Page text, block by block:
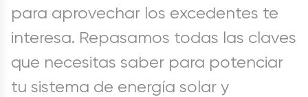
para aprovechar los excedentes te
interesa. Repasamos todas las claves
que necesitas saber para potenciar
tu sistema de energía solar y